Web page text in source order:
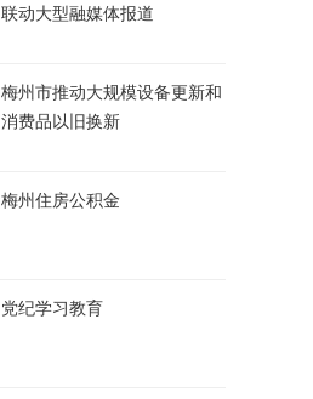
联动大型融媒体报道
梅州市推动大规模设备更新和
消费品以旧换新
梅州住房公积金
党纪学习教育